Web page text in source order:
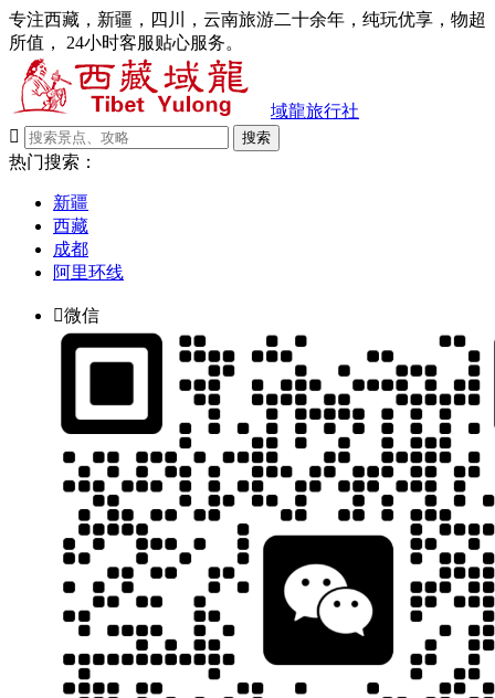
专注西藏，新疆，四川，云南旅游二十余年，纯玩优享，物超
所值， 24小时客服贴心服务。
域龍旅行社

搜索
热门搜索：
新疆
西藏
成都
阿里环线
微信